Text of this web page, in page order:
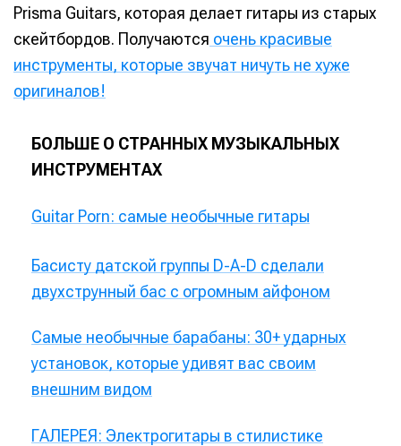
Prisma Guitars, которая делает гитары из старых
скейтбордов. Получаются очень красивые
инструменты, которые звучат ничуть не хуже
оригиналов!
БОЛЬШЕ О СТРАННЫХ МУЗЫКАЛЬНЫХ
ИНСТРУМЕНТАХ
Guitar Porn: самые необычные гитары
Басисту датской группы D-A-D сделали
двухструнный бас с огромным айфоном
Самые необычные барабаны: 30+ ударных
установок, которые удивят вас своим
внешним видом
ГАЛЕРЕЯ: Электрогитары в стилистике